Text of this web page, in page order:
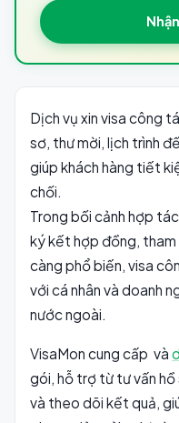
Dịch vụ xin visa công
sơ, thư mời, lịch trình
giúp khách hàng tiết
chối.
Trong bối cảnh hợp
ký kết hợp đồng, tham
càng phổ biến, visa
với cá nhân và doanh
nước ngoài.
VisaMon cung cấp và
gói, hỗ trợ từ tư vấn hồ
và theo dõi kết quả,